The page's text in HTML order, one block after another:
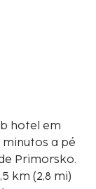
hotel em
a pé
Primorsko.
km (2,8 mi)